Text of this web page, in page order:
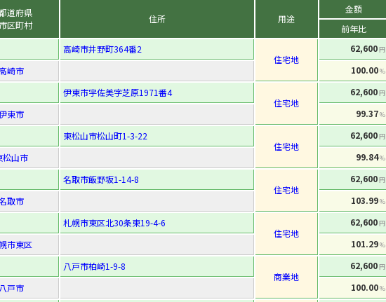
道府県
市区町村
住所 用途
金額
前年比
高崎市井野町364番2
住宅地
62,600円
崎市
100.00%
伊東市宇佐美字芝原1971番4
住宅地
62,600円
東市
99.37%
東松山市松山町1-3-22
住宅地
62,600円
松山市
99.84%
名取市飯野坂1-14-8
住宅地
62,600円
取市
103.99%
札幌市東区北30条東19-4-6
住宅地
62,600円
市東区
101.29%
八戸市柏崎1-9-8
商業地
62,600円
八戸市
100.00%